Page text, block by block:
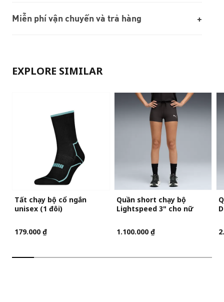
Miễn phí vận chuyển và trả hàng
EXPLORE SIMILAR
Tất chạy bộ cổ ngắn
unisex (1 đôi)
179.000 ₫
Quần short chạy bộ
Lightspeed 3" cho nữ
1.100.000 ₫